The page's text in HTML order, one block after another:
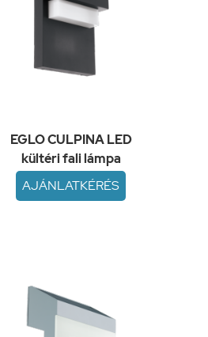
EGLO CULPINA LED
kültéri fali lámpa
AJÁNLATKÉRÉS